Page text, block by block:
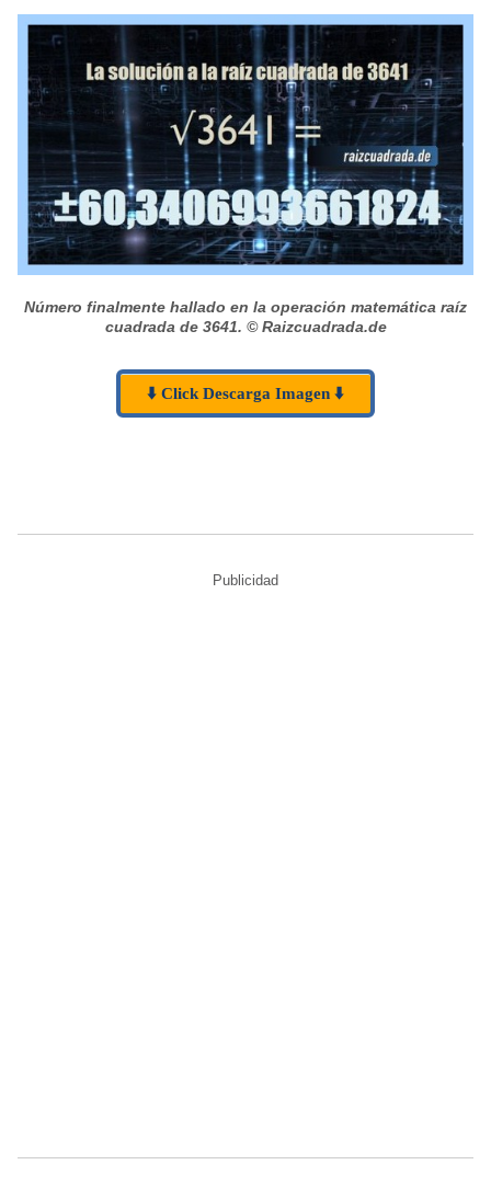
Número finalmente hallado en la operación matemática raíz
cuadrada de 3641. © Raizcuadrada.de
⬇️ Click Descarga Imagen ⬇️
Publicidad